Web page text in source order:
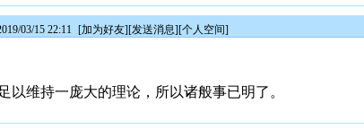
03/15 22:11 [加为好友][发送消息][个人空间]
以维持一庞大的理论，所以诸般事已明了。